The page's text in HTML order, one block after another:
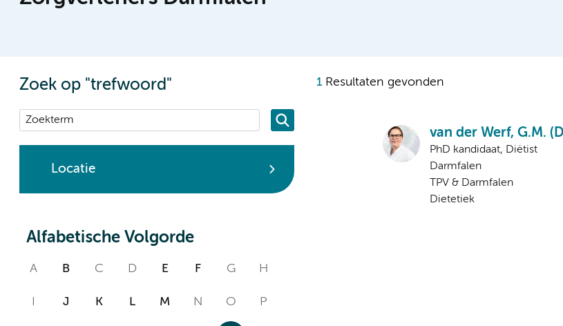
Zoek op "trefwoord"
Locatie
Alfabetische Volgorde
A B C D E F G H
J K L M N O P
1Resultaten gevonden
van der Werf, G.M.
PhD kandidaat, Diëtist
Darmfalen
TPV & Darmfalen
Dietetiek